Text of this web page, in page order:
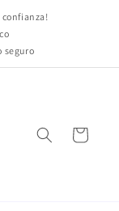
confianza!
seguro
Carrito